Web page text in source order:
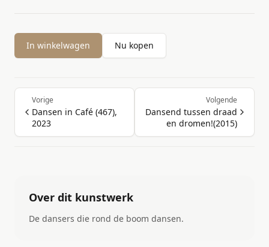
In winkelwagen Nu kopen
Vorige
Dansen in Café (467),
2023
Volgende
Dansend tussen draad
en dromen!(2015)
Over dit kunstwerk
De dansers die rond de boom dansen.